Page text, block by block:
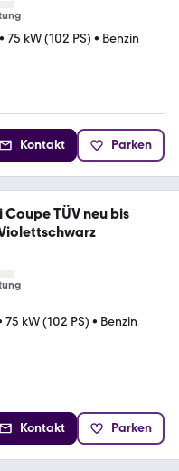
• 75 kW (102 PS) • Benzin
Kontakt Parken
Coupe TÜV neu bis
75 kW (102 PS) • Benzin
Kontakt Parken